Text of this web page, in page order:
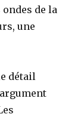
ondes de la
une
détail